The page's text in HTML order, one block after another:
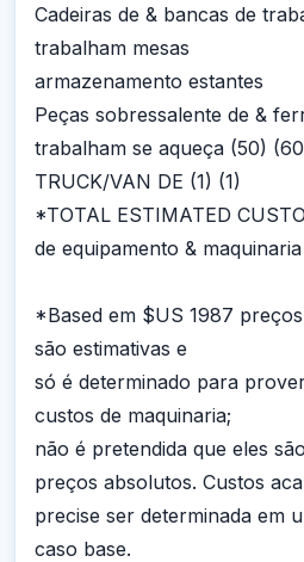
Cadeiras de & bancas de
trabalham mesas
armazenamento estantes
Peças sobressalente de &
trabalham se aqueça (50)
TRUCK/VAN DE (1) (1)
*TOTAL ESTIMATED CUSTO
de equipamento &
*Based em $US 1987
são estimativas e
só é determinado para
custos de maquinaria;
não é pretendida que eles
preços absolutos. Custos
precise ser determinada em
caso base.